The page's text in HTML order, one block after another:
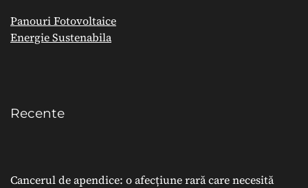
Panouri Fotovoltaice
Energie Sustenabila
Recente
Cancerul de apendice: o afecțiune rară care necesită